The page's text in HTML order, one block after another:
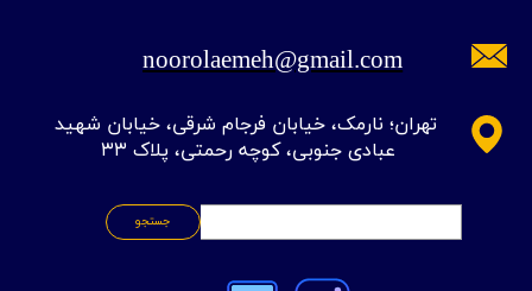
​تهران؛ نارمک، خیابان فرجام شرقی، خیابان شهید
عبادی جنوبی، کوچه رحمتی، پلاک ۳۳
noorolaemeh@gmail.com
جستجو